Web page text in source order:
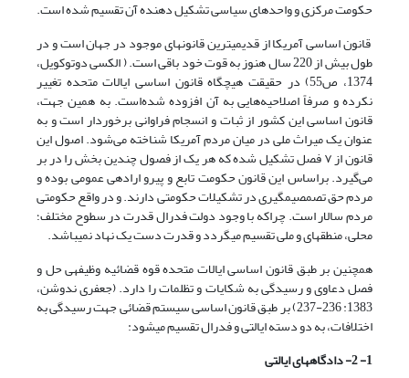
حکومت مرکزی و واحدهای سیاسی تشکیل دهنده آن تقسیم شده است.
قانون اساسی آمریکا از قدیمی­ترین قانون­های موجود در جهان است و در
طول بیش از 220 سال هنوز به قوت خود باقی است. ( الکسی دوتوکویل،
1374، ص55) در حقیقت هیچ­گاه قانون اساسی ایالات متحده تغییر
نکرده و صرفاً اصلاحیه‌هایی به آن افزوده شده‌است. به همین جهت،
قانون اساسی این کشور از ثبات و انسجام فراوانی برخوردار است و به
عنوان یک میراث ملی در میان مردم آمریکا شناخته می‌شود. اصول این
قانون از ۷ فصل تشکیل شده که هر یک از فصول چندین بخش را در بر
می‌گیرد. براساس این قانون حکومت تابع و پیرو اراده­ی عمومی بوده و
مردم حق تصمصیم­گیری در تشکیلات حکومتی دارند. و در واقع حکومتی
مردم سالار است. چراکه با وجود دولت فدرال قدرت در سطوح مختلف؛
محلی، منطقه­ای و ملی تقسیم می­گردد و قدرت دست یک نهاد نمی­باشد.
همچنین بر طبق قانون اساسی ایالات متحده قوه قضائیه وظیفه­ی حل و
فصل دعاوی و رسیدگی به شکایات و تظلمات را دارد. (جعفری ندوشن،
1383: 236-237) بر طبق قانون اساسی سیستم قضائی جهت رسیدگی به
اختلافات، به دو دسته ایالتی و فدرال تقسیم می­شود:
1- 2- دادگاه­های ایالتی